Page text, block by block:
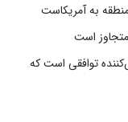
به آمریکاست
است
توافقی است که